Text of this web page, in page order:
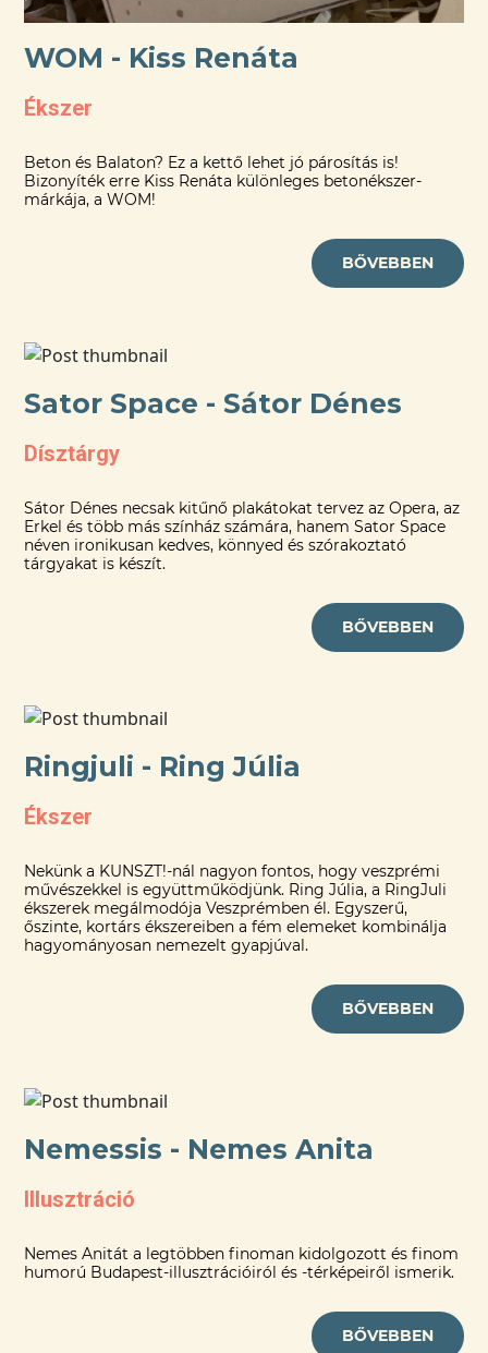
WOM - Kiss Renáta
Ékszer
Beton és Balaton? Ez a kettő lehet jó párosítás is!
Bizonyíték erre Kiss Renáta különleges betonékszer-
márkája, a WOM!
BŐVEBBEN
Sator Space - Sátor Dénes
Dísztárgy
Sátor Dénes necsak kitűnő plakátokat tervez az Opera, az
Erkel és több más színház számára, hanem Sator Space
néven ironikusan kedves, könnyed és szórakoztató
tárgyakat is készít.
BŐVEBBEN
Ringjuli - Ring Júlia
Ékszer
Nekünk a KUNSZT!-nál nagyon fontos, hogy veszprémi
művészekkel is együttműködjünk. Ring Júlia, a RingJuli
ékszerek megálmodója Veszprémben él. Egyszerű,
őszinte, kortárs ékszereiben a fém elemeket kombinálja
hagyományosan nemezelt gyapjúval.
BŐVEBBEN
Nemessis - Nemes Anita
Illusztráció
Nemes Anitát a legtöbben finoman kidolgozott és finom
humorú Budapest-illusztrációiról és -térképeiről ismerik.
BŐVEBBEN